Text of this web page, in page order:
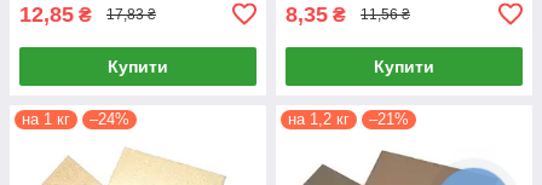
12,85 ₴ 17,83 ₴
Купити
8,35 ₴ 11,56 ₴
Купити
на 1 кг –24% на 1,2 кг –21%